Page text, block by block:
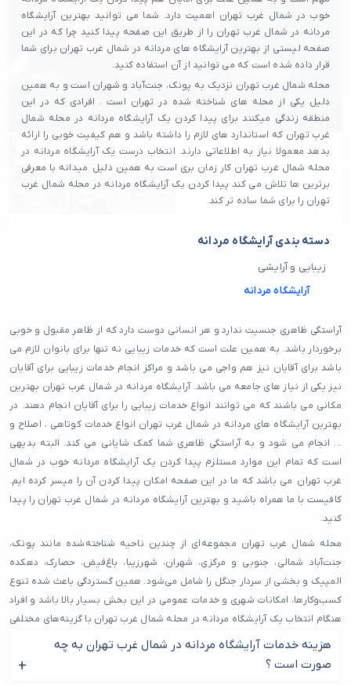
خوب در شمال غرب تهران اهمیت دارد. شما می توانید بهترین آرایشگاه
مردانه در شمال غرب تهران را از طریق این صفحه پیدا کنید چرا که در این
صفحه لیستی از بهترین آرایشگاه های مردانه در شمال غرب تهران برای شما
قرار داده شده است که می توانید از آن استفاده کنید.
محله شمال غرب تهران نزدیک به پونک، جنت‌آباد و شهران است و به همین
دلیل یکی از محله های شناخته شده در تهران است . افرادی که در این
منطقه زندگی میکنند برای پیدا کردن یک آرایشگاه مردانه در محله شمال
غرب تهران که استاندارد های لازم را داشته باشد و هم کیفیت خوبی را ارائه
بدهد معمولا نیاز به اطلاعاتی دارند. انتخاب درست یک آرایشگاه مردانه در
محله شمال غرب تهران کار زمان بری است به همین دلیل میدانه با معرفی
برترین ها تلاش می‌ کند پیدا کردن یک آرایشگاه مردانه در محله شمال غرب
تهران را برای شما ساده تر کند.
دسته بندی آرایشگاه مردانه
زیبایی و آرایشی
آرایشگاه مردانه
آراستگی ظاهری جنسیت ندارد و هر انسانی دوست دارد که از ظاهر مقبول و خوبی
برخوردار باشد. به همین علت است که خدمات زیبایی نه تنها برای بانوان لازم می
باشد برای آقایان نیز هم واجی می باشد و مراکز انجام خدمات زیبایی برای آقایان
نیز یکی از نیاز های جامعه می باشد. آرایشگاه مردانه در شمال غرب تهران بهترین
مکانی می باشند که می توانند انواع خدمات زیبایی را برای آقایان انجام دهند. در
بهترین آرایشگاه های مردانه در شمال غرب تهران انواع خدمات کوتاهی ، اصلاح و
... انجام می شود و به آراستگی ظاهری شما کمک شایانی می کند. البته بدیهی
است که تمام این موارد مستلزم پیدا کردن یک آرایشگاه مردانه خوب در شمال
غرب تهران می باشد که ما در این صفحه امکان پیدا کردن آن را میسر کرده ایم.
کافیست با ما همراه باشید و بهترین آرایشگاه مردانه در شمال غرب تهران را پیدا
کنید.
محله شمال غرب تهران مجموعه‌ای از چندین ناحیه شناخته‌شده مانند پونک،
جنت‌آباد شمالی، جنوبی و مرکزی، شهران، شهرزیبا، باغ‌فیض، حصارک، دهکده
المپیک و بخشی از سردار جنگل را شامل می‌شود. همین گستردگی باعث شده تنوع
کسب‌وکارها، امکانات شهری و خدمات عمومی در این بخش بسیار بالا باشد و افراد
هنگام انتخاب یک آرایشگاه مردانه در محله شمال غرب تهران با گزینه‌های مختلفی
نزدیکی به بزرگراه‌هایی مانند همت، حکیم، ستاری و یادگار امام، این محدوده را به
هزینه خدمات آرایشگاه مردانه در شمال غرب تهران به چه
صورت است ؟